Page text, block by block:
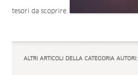
tesori da scoprire.
ALTRI ARTICOLI DELLA CATEGORIA AUTORI: